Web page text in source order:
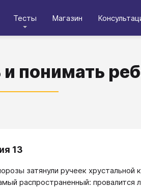
Тесты Магазин
и понимать
13
затянули ручеек
распространенный: провалится